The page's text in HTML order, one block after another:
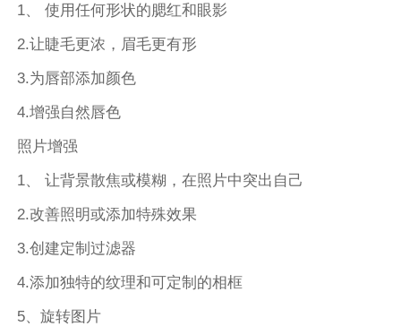
1、 使用任何形状的腮红和眼影
2.让睫毛更浓，眉毛更有形
3.为唇部添加颜色
4.增强自然唇色
照片增强
1、 让背景散焦或模糊，在照片中突出自己
2.改善照明或添加特殊效果
3.创建定制过滤器
4.添加独特的纹理和可定制的相框
5、旋转图片